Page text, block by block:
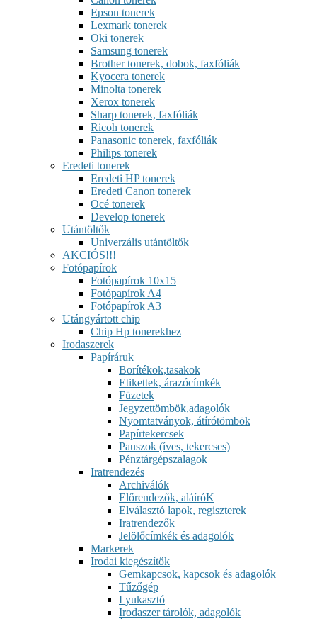
Epson tonerek
Lexmark tonerek
Oki tonerek
Samsung tonerek
Brother tonerek, dobok, faxfóliák
Kyocera tonerek
Minolta tonerek
Xerox tonerek
Sharp tonerek, faxfóliák
Ricoh tonerek
Panasonic tonerek, faxfóliák
Philips tonerek
Eredeti tonerek
Eredeti HP tonerek
Eredeti Canon tonerek
Océ tonerek
Develop tonerek
Utántöltők
Univerzális utántöltők
AKCIÓS!!!
Fotópapírok
Fotópapírok 10x15
Fotópapírok A4
Fotópapírok A3
Utángyártott chip
Chip Hp tonerekhez
Irodaszerek
Papíráruk
Borítékok,tasakok
Etikettek, árazócímkék
Füzetek
Jegyzettömbök,adagolók
Nyomtatványok, átírótömbök
Papírtekercsek
Pauszok (íves, tekercses)
Pénztárgépszalagok
Iratrendezés
Archiválók
Előrendezők, aláíróK
Elválasztó lapok, regiszterek
Iratrendezők
Jelölőcímkék és adagolók
Markerek
Irodai kiegészítők
Gemkapcsok, kapcsok és adagolók
Tűzőgép
Lyukasztó
Irodaszer tárolók, adagolók